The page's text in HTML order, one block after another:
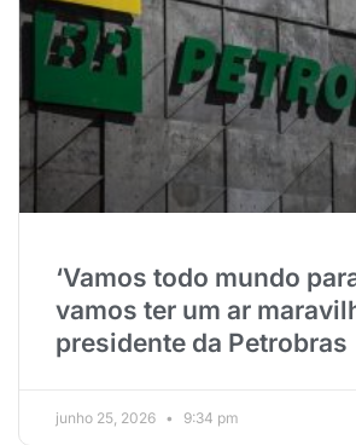
‘Vamos todo mundo
vamos ter um ar
presidente da Petrobras
junho 25, 2026 9:34 pm